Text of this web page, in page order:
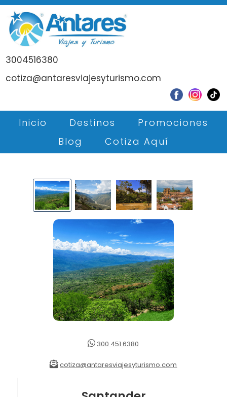
3004516380
cotiza@antaresviajesyturismo.com
Inicio Destinos
Promociones
Blog
Cotiza Aquí
300 451 6380
cotiza@antaresviajesyturismo.com